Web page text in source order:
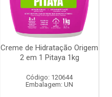
Creme de Hidratação Origem
2 em 1 Pitaya 1kg
Código: 120644
Embalagem: UN